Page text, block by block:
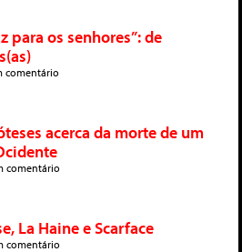
para os senhores”: de
comentário
acerca da morte de um
comentário
La Haine e Scarface
comentário